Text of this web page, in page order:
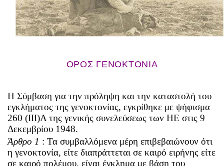
ΟΡΟΣ ΓΕΝΟΚΤΟΝΙΑ
Η Σύμβαση για την πρόληψη και την καταστολή του
εγκλήματος της γενοκτονίας, εγκρίθηκε με ψήφισμα
260 (ΙΙΙ)Α της γενικής συνελεύσεως των ΗΕ στις 9
Δεκεμβρίου 1948.
Άρθρο 1 : Τα συμβαλλόμενα μέρη επιβεβαιώνουν ότι
η γενοκτονία, είτε διαπράττεται σε καιρό ειρήνης είτε
σε καιρό πολέμου, είναι έγκλημα με βάση του